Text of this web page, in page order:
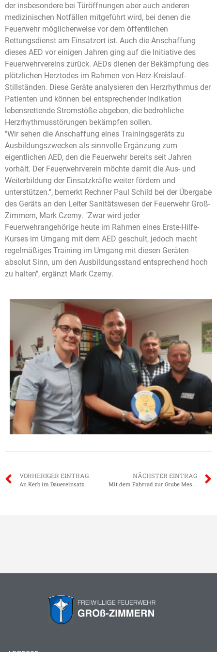
der insbesondere bei Türöffnungen aber auch anderen
medizinischen Notfällen mitgeführt wird, bei denen die
Feuerwehr möglicherweise vor dem öffentlichen
Rettungsdienst am Einsatzort ist. Auch die Anschaffung
dieses AED vor einigen Jahren ging auf die Initiative des
Feuerwehrvereins zurück. AEDs dienen der Bekämpfung des
plötzlichen Herztodes im Rahmen von Herz-Kreislauf-
Stillständen. Diese Geräte analysieren den Herzrhythmus der
Patienten und können bei entsprechender Indikation
lebensrettende Stromstöße abgeben, die bedrohliche
Herzrhythmusstörungen bekämpfen sollen.
"Wir sehen die Anschaffung eines Trainingsgeräts zu
Ausbildungszwecken als sinnvolle Ergänzung zum
eigentlichen AED, den die Feuerwehr bereits seit Jahren
vorhält. Der Feuerwehrverein möchte damit die Aus- und
Weiterbildung der Einsatzkräfte weiter fördern und
unterstützen.", bemerkt Rechner Paul Schild bei der Übergabe
des Geräts an den Leiter Sanitätswesen der Feuerwehr Groß-
Zimmern, Mark Czerny. "Zwar wird jeder
Feuerwehrangehörige heute im Rahmen eines Erste-Hilfe-
Kurses im Umgang mit dem AED geschult, jedoch macht
regelmäßiges Training im Umgang mit diesen Geräten
absolut Sinn, um den Ausbildungsstand entsprechend hoch
zu halten", ergänzt Mark Czerny.
VORHERIGER EINTRAG
An Kerb im Dauereinsatz
NÄCHSTER EINTRAG
Mit dem Fahrrad zur Grube Messel